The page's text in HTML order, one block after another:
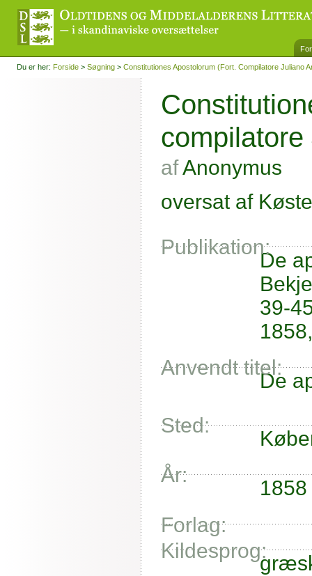
Du er her: Forside > Søgning > Constitutiones Apostolorum (fort. Compilatore Juliano
afAnonymus
oversat af
Publikation:
De
39-
Anvendt titel:
De
Sted:
År:
1858
Forlag:
Kildesprog: